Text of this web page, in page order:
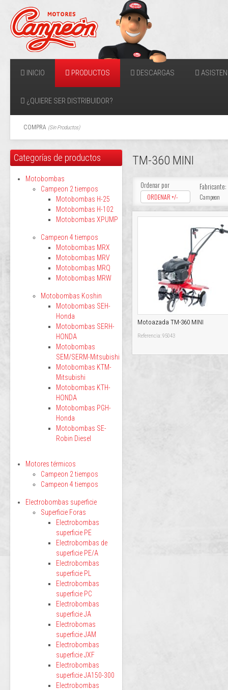
INICIO PRODUCTOS DESCARGAS
¿QUIERE SER DISTRIBUIDOR?
COMPRA (Sin Productos)
TM-360 MINI
Ordenar por
ORDENAR +/-
Fabricante:
Campeon
Motoazada TM-360 MINI
Referencia: 95043
Categorías de productos
Motobombas
Campeon 2 tiempos
Motobombas H-25
Motobombas H-102
Motobombas XPUMP
Campeon 4 tiempos
Motobombas MRX
Motobombas MRV
Motobombas MRQ
Motobombas MRW
Motobombas Koshin
Motobombas SEH-
Honda
Motobombas SERH-
HONDA
Motobombas
SEM/SERM-Mitsubishi
Motobombas KTM-
Mitsubishi
Motobombas KTH-
HONDA
Motobombas PGH-
Honda
Motobombas SE-
Robin Diesel
Motores térmicos
Campeon 2 tiempos
Campeon 4 tiempos
Electrobombas superficie
Superficie Foras
Electrobombas
superficie PE
Electrobombas de
superficie PE/A
Electrobombas
superficie PL
Electrobombas
superficie PC
Electrobombas
superficie JA
Electrobomas
superficie JAM
Electrobombas
superficie JXF
Electrobombas
superficie JA150-300
Electrobombas